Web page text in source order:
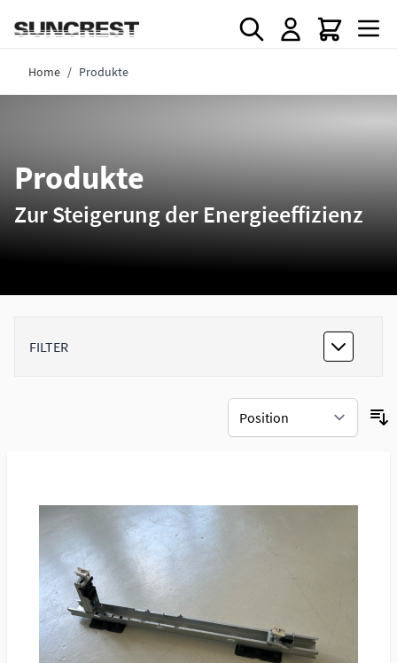
Home / Produkte
Produkte
Zur Steigerung der Energieeffizienz
FILTER